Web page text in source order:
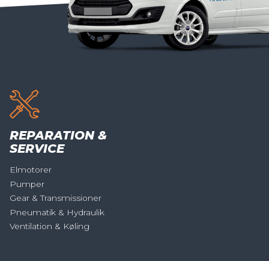
REPARATION &
SERVICE
Elmotorer
Pumper
Gear & Transmissioner
Pneumatik & Hydraulik
Ventilation & Køling